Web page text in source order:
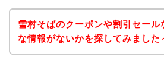
雪村そばのクーポンや割引セール
な情報がないかを探してみました